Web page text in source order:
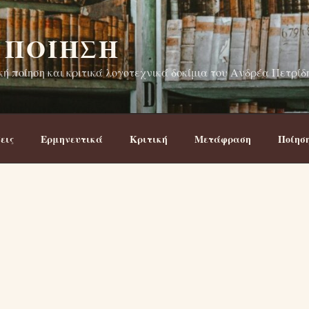
ποίηση και κριτικά λογοτεχνικά δοκίμια του Ανδρέα
Ερμηνευτικά Κριτική Μετάφραση